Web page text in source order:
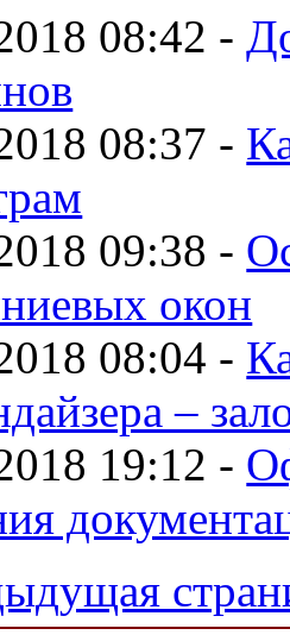
08:42 -
08:37 -
09:38 -
окон
08:04 -
–
19:12 -